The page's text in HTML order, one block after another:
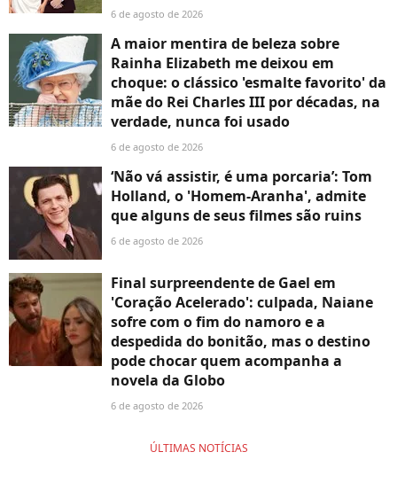
6 de agosto de 2026
A maior mentira de beleza sobre
Rainha Elizabeth me deixou em
choque: o clássico 'esmalte favorito' da
mãe do Rei Charles III por décadas, na
verdade, nunca foi usado
6 de agosto de 2026
‘Não vá assistir, é uma porcaria’: Tom
Holland, o 'Homem-Aranha', admite
que alguns de seus filmes são ruins
6 de agosto de 2026
Final surpreendente de Gael em
'Coração Acelerado': culpada, Naiane
sofre com o fim do namoro e a
despedida do bonitão, mas o destino
pode chocar quem acompanha a
novela da Globo
6 de agosto de 2026
ÚLTIMAS NOTÍCIAS